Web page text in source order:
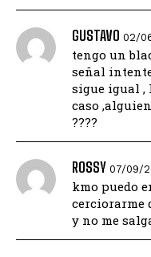
GUSTAVO 02/
tengo un
señal
sigue igual ,
caso
????
ROSSY 07/09/
kmo puedo
cerciorarme
y no me